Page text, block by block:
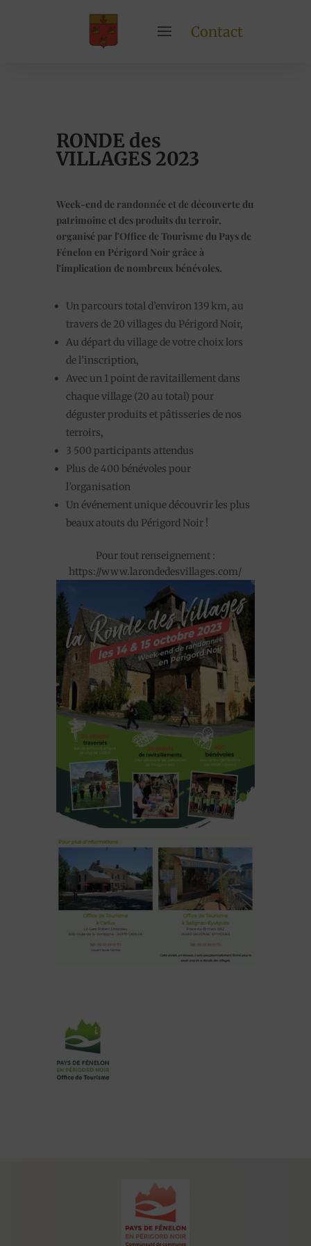
Contact
RONDE des
VILLAGES 2023
Week-end de randonnée et de découverte du
patrimoine et des produits du terroir,
organisé par l'Office de Tourisme du Pays de
Fénelon en Périgord Noir grâce à
l'implication de nombreux bénévoles.
Un parcours total d’environ 139 km, au
travers de 20 villages du Périgord Noir,
Au départ du village de votre choix lors
de l’inscription,
Avec un 1 point de ravitaillement dans
chaque village (20 au total) pour
déguster produits et pâtisseries de nos
terroirs,
3 500 participants attendus
Plus de 400 bénévoles pour
l’organisation
Un événement unique découvrir les plus
beaux atouts du Périgord Noir !
Pour tout renseignement :
https://www.larondedesvillages.com/